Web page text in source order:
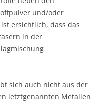
und/oder
ersichtlich, dass das
in der
sich auch nicht aus der
letztgenannten Metallen